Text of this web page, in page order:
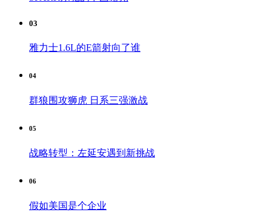
03
雅力士1.6L的E箭射向了谁
04
群狼围攻狮虎 日系三强激战
05
战略转型：左延安遇到新挑战
06
假如美国是个企业